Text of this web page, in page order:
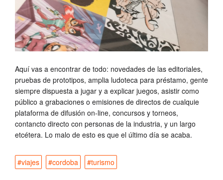
Aquí vas a encontrar de todo: novedades de las editoriales,
pruebas de prototipos, amplia ludoteca para préstamo, gente
siempre dispuesta a jugar y a explicar juegos, asistir como
público a grabaciones o emisiones de directos de cualquie
plataforma de difusión on-line, concursos y torneos,
contancto directo con personas de la industria, y un largo
etcétera. Lo malo de esto es que el último día se acaba.
#viajes #cordoba #turismo